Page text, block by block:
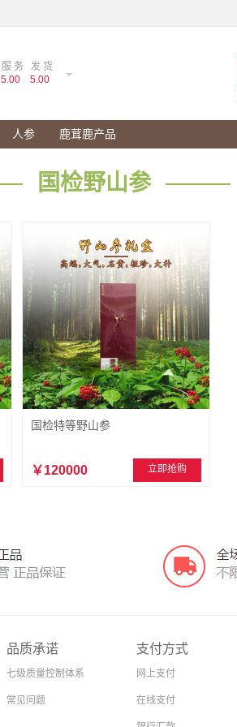
服 务
5.00
发 货
5.00
人参 鹿茸鹿产品
国检野山参
国检特等野山参
￥120000 立即抢购
品质承诺
七级质量控制体系
常见问题
支付方式
网上支付
在线支付